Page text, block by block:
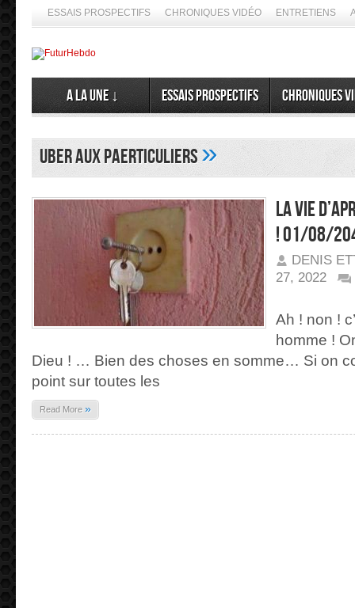
ESSAIS PROSPECTIFS CHRONIQUES VIDÉO ENTRETIENS
A la Une ↓ Essais prospectifs Chroniques
uber aux paerticuliers»
La vie
! 01/08/
DENIS
27, 2022
D’APRÈS
?
SOBRIÉTÉ
GÉNÉRALE
01/08/2045
Ah ! non !
homme !
Dieu ! … Bien des choses en somme… Si on
point sur toutes les
Read More »